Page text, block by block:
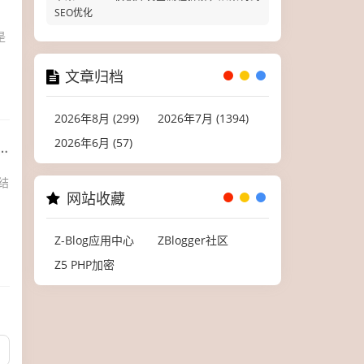
SEO优化
文章归档
2026年8月 (299)
2026年7月 (1394)
2026年6月 (57)
网站收藏
Z-Blog应用中心
ZBlogger社区
Z5 PHP加密